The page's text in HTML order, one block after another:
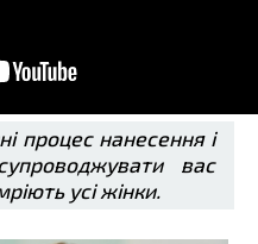
процес нанесення і
вас
усі жінки.